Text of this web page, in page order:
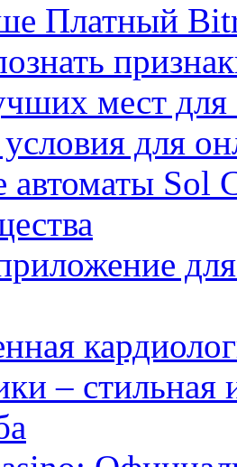
Платный
мест для
для
Sol
– стильная